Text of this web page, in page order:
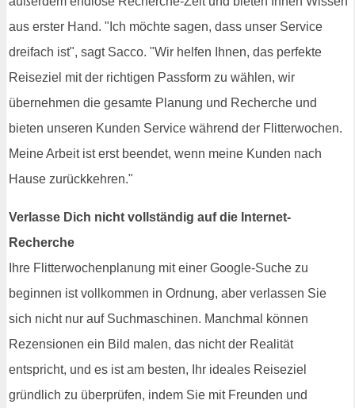
aus erster Hand. "Ich möchte sagen, dass unser Service
dreifach ist", sagt Sacco. "Wir helfen Ihnen, das perfekte
Reiseziel mit der richtigen Passform zu wählen, wir
übernehmen die gesamte Planung und Recherche und
bieten unseren Kunden Service während der Flitterwochen.
Meine Arbeit ist erst beendet, wenn meine Kunden nach
Hause zurückkehren."
Verlasse Dich nicht vollständig auf die Internet-
Recherche
Ihre Flitterwochenplanung mit einer Google-Suche zu
beginnen ist vollkommen in Ordnung, aber verlassen Sie
sich nicht nur auf Suchmaschinen. Manchmal können
Rezensionen ein Bild malen, das nicht der Realität
entspricht, und es ist am besten, Ihr ideales Reiseziel
gründlich zu überprüfen, indem Sie mit Freunden und